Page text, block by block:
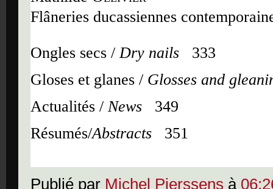
Flâneries ducassiennes
Ongles secs /Dry nails
333
Gloses et glanes / Glosses and
Actualités / News
349
Résumés/Abstracts 351
Publié par Michel Pierssens à